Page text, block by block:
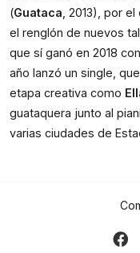
(Guataca , 2013), por
el renglón de nuevos
que sí ganó en 2018
año lanzó un single,
etapa creativa como
guataquera junto al
varias ciudades de